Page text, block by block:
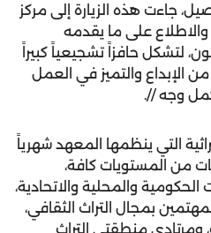
جاءت هذه الزيارة إلى مركز
والاطلاع على ما يقدمه
لتشكل حافزاً تشجيعياً كبيراً
الإبداع والتميز في العمل
وجه //.
التي ينظمها المعهد شهرياً
من المستويات كافة،
والمحلية والاتحادية،
بمجال التراث الثقافي،
ومرتادي منطقتي التراث